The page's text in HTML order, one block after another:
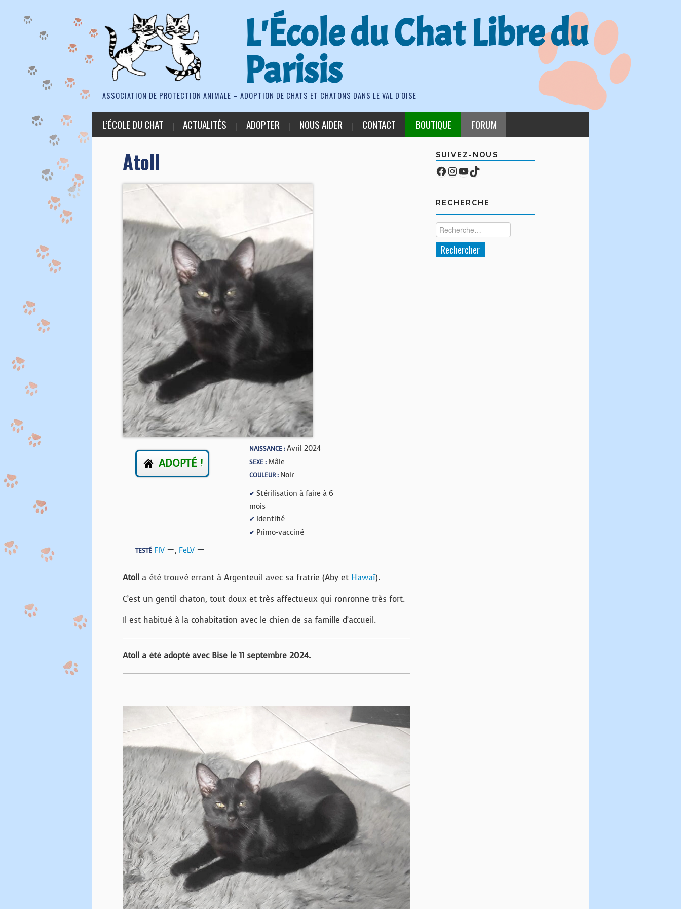
L'École du Chat Libre du
Parisis
ASSOCIATION DE PROTECTION ANIMALE – ADOPTION DE CHATS ET CHATONS DANS LE VAL D'OISE
L’ÉCOLE DU CHAT ACTUALITÉS ADOPTER NOUS AIDER CONTACT BOUTIQUE FORUM
Atoll
ADOPTÉ !
NAISSANCE :Avril 2024
SEXE : Mâle
COULEUR : Noir
✔ Stérilisation à faire à 6
mois
✔ Identifié
✔ Primo-vacciné
TESTÉ FIV , FeLV
Atoll a été trouvé errant à Argenteuil avec sa fratrie (Aby et Hawaï).
C’est un gentil chaton, tout doux et très affectueux qui ronronne très fort.
Il est habitué à la cohabitation avec le chien de sa famille d’accueil.
Atoll a été adopté avec Bise le 11 septembre 2024.
SUIVEZ-NOUS
Facebook
Compte Instagram
YouTube
TikTok
RECHERCHE